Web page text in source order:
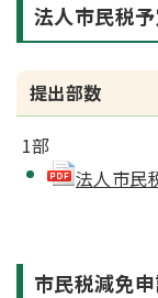
法人市民税
提出部数
1部
法人市民
市民税減免申